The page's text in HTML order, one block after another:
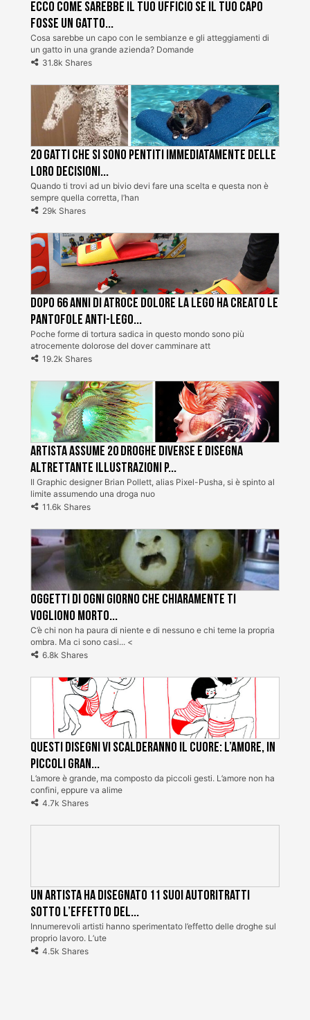
Ecco come sarebbe il tuo ufficio se il tuo capo
fosse un gatto...
Cosa sarebbe un capo con le sembianze e gli atteggiamenti di
un gatto in una grande azienda? Domande
31.8k Shares
20 gatti che si sono pentiti immediatamente delle
loro decisioni...
Quando ti trovi ad un bivio devi fare una scelta e questa non è
sempre quella corretta, l’han
29k Shares
Dopo 66 anni di atroce dolore la Lego ha creato le
pantofole Anti-Lego...
Poche forme di tortura sadica in questo mondo sono più
atrocemente dolorose del dover camminare att
19.2k Shares
Artista assume 20 droghe diverse e disegna
altrettante illustrazioni p...
Il Graphic designer Brian Pollett, alias Pixel-Pusha, si è spinto al
limite assumendo una droga nuo
11.6k Shares
Oggetti di ogni giorno che chiaramente ti
vogliono morto...
C’è chi non ha paura di niente e di nessuno e chi teme la propria
ombra. Ma ci sono casi... <
6.8k Shares
Questi disegni vi scalderanno il cuore: l’amore, in
piccoli gran...
L’amore è grande, ma composto da piccoli gesti. L’amore non ha
confini, eppure va alime
4.7k Shares
Un artista ha disegnato 11 suoi autoritratti
sotto l’effetto del...
Innumerevoli artisti hanno sperimentato l’effetto delle droghe sul
proprio lavoro. L’ute
4.5k Shares